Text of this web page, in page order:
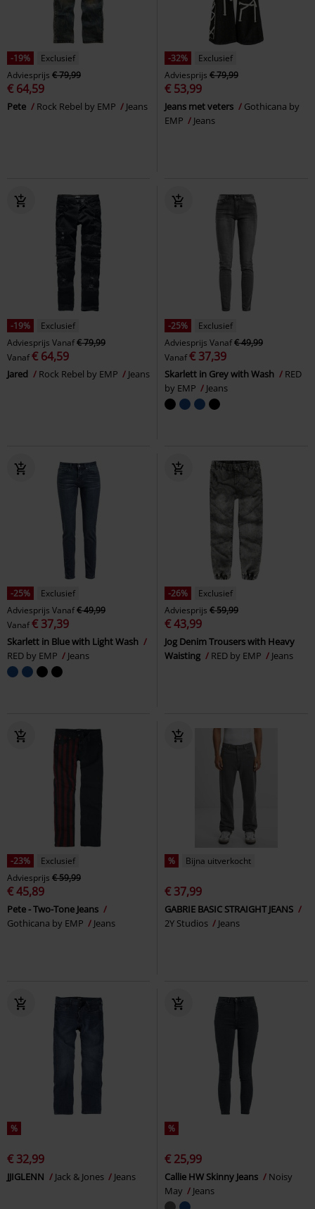
-19%
Exclusief
Adviesprijs € 79,99
€ 64,59
Pete Rock Rebel by EMP Jeans
-32%
Exclusief
Adviesprijs € 79,99
€ 53,99
Jeans met veters
Gothicana by
EMP
Jeans
-19%
Exclusief
Adviesprijs Vanaf€ 79,99
Vanaf€ 64,59
Jared Rock Rebel by EMP Jeans
-25%
Exclusief
Adviesprijs Vanaf€ 49,99
Vanaf€ 37,39
Skarlett in Grey with Wash
RED
by EMP
Jeans
-25%
Exclusief
Adviesprijs Vanaf€ 49,99
Vanaf€ 37,39
Skarlett in Blue with Light Wash
RED by EMP
Jeans
-26%
Exclusief
Adviesprijs € 59,99
€ 43,99
Jog Denim Trousers with Heavy
Waisting
RED by EMP Jeans
-23%
Exclusief
Adviesprijs € 59,99
€ 45,89
Pete - Two-Tone Jeans
Gothicana by EMP
Jeans
% Bijna uitverkocht
€ 37,99
GABRIE BASIC STRAIGHT JEANS
2Y Studios
Jeans
%
€ 32,99
JJIGLENN Jack & Jones Jeans
%
€ 25,99
Callie HW Skinny Jeans
Noisy
May
Jeans